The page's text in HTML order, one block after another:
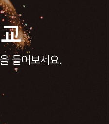
들어보세요.
08-02